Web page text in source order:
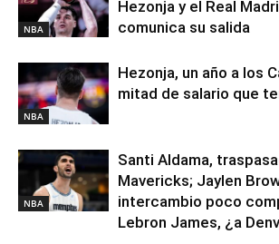
NBA
Hezonja y el Real
comunica su salida
NBA
Hezonja, un año a los
mitad de salario que
NBA
Santi Aldama,
Mavericks; Jaylen
intercambio poco
Lebron James, ¿a